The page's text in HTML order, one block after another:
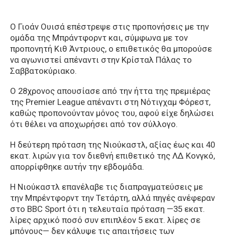
Ο Γιοάν Ουισά επέστρεψε στις προπονήσεις με την
ομάδα της Μπράντφορντ και, σύμφωνα με τον
προπονητή Κιθ Άντριους, ο επιθετικός θα μπορούσε
να αγωνιστεί απέναντι στην Κρίσταλ Πάλας το
Σαββατοκύριακο.
Ο 28χρονος απουσίασε από την ήττα της πρεμιέρας
της Premier League απέναντι στη Νότιγχαμ Φόρεστ,
καθώς προπονούνταν μόνος του, αφού είχε δηλώσει
ότι θέλει να αποχωρήσει από τον σύλλογο.
Η δεύτερη πρόταση της Νιούκαστλ, αξίας έως και 40
εκατ. λιρών για τον διεθνή επιθετικό της ΛΔ Κονγκό,
απορρίφθηκε αυτήν την εβδομάδα.
Η Νιούκαστλ επανέλαβε τις διαπραγματεύσεις με
την Μπρέντφορντ την Τετάρτη, αλλά πηγές ανέφεραν
στο BBC Sport ότι η τελευταία πρόταση —35 εκατ.
λίρες αρχικό ποσό συν επιπλέον 5 εκατ. λίρες σε
μπόνους— δεν κάλυψε τις απαιτήσεις των